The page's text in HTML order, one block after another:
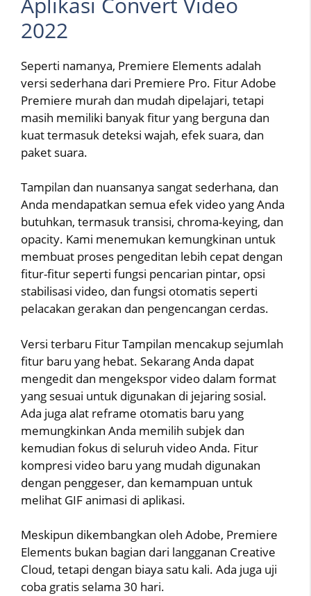
2022
Seperti namanya, Premiere Elements adalah
versi sederhana dari Premiere Pro. Fitur Adobe
Premiere murah dan mudah dipelajari, tetapi
masih memiliki banyak fitur yang berguna dan
kuat termasuk deteksi wajah, efek suara, dan
paket suara.
Tampilan dan nuansanya sangat sederhana, dan
Anda mendapatkan semua efek video yang Anda
butuhkan, termasuk transisi, chroma-keying, dan
opacity. Kami menemukan kemungkinan untuk
membuat proses pengeditan lebih cepat dengan
fitur-fitur seperti fungsi pencarian pintar, opsi
stabilisasi video, dan fungsi otomatis seperti
pelacakan gerakan dan pengencangan cerdas.
Versi terbaru Fitur Tampilan mencakup sejumlah
fitur baru yang hebat. Sekarang Anda dapat
mengedit dan mengekspor video dalam format
yang sesuai untuk digunakan di jejaring sosial.
Ada juga alat reframe otomatis baru yang
memungkinkan Anda memilih subjek dan
kemudian fokus di seluruh video Anda. Fitur
kompresi video baru yang mudah digunakan
dengan penggeser, dan kemampuan untuk
melihat GIF animasi di aplikasi.
Meskipun dikembangkan oleh Adobe, Premiere
Elements bukan bagian dari langganan Creative
Cloud, tetapi dengan biaya satu kali. Ada juga uji
coba gratis selama 30 hari.